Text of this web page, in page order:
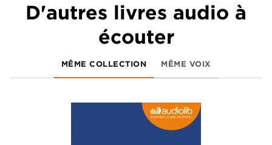
D'autres livres audio à
écouter
MÊME COLLECTION MÊME VOIX